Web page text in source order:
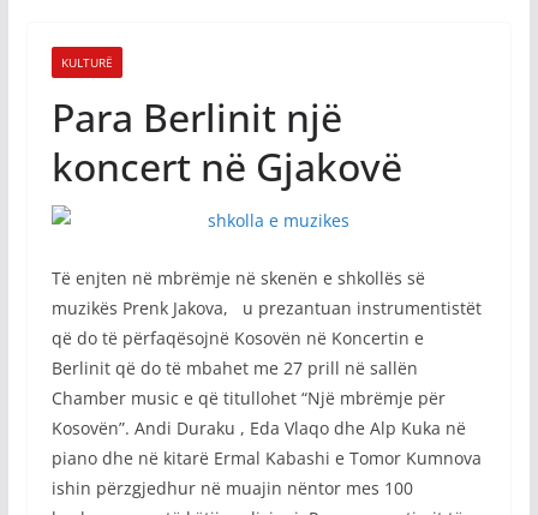
KULTURË
Para Berlinit një
koncert në Gjakovë
Të enjten në mbrëmje në skenën e shkollës së
muzikës Prenk Jakova, u prezantuan instrumentistët
që do të përfaqësojnë Kosovën në Koncertin e
Berlinit që do të mbahet me 27 prill në sallën
Chamber music e që titullohet “Një mbrëmje për
Kosovën”. Andi Duraku , Eda Vlaqo dhe Alp Kuka në
piano dhe në kitarë Ermal Kabashi e Tomor Kumnova
ishin përzgjedhur në muajin nëntor mes 100